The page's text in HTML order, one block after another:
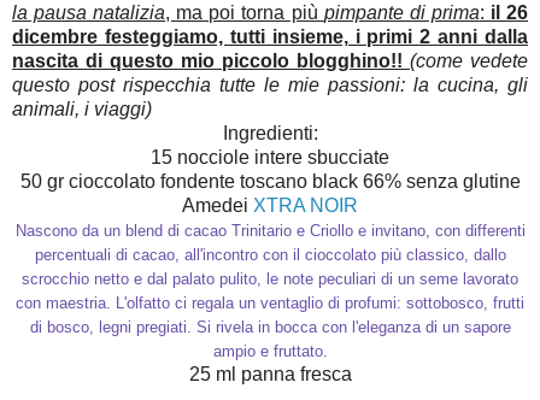
la pausa natalizia, ma poi torna più pimpante di prima: il 26
dicembre festeggiamo, tutti insieme, i primi 2 anni dalla
nascita di questo mio piccolo blogghino!! (come vedete
questo post rispecchia tutte le mie passioni: la cucina, gli
animali, i viaggi)
Ingredienti:
15 nocciole intere sbucciate
50 gr cioccolato fondente toscano black 66% senza glutine
Amedei XTRA NOIR
Nascono da un blend di cacao Trinitario e Criollo e invitano, con differenti
percentuali di cacao, all'incontro con il cioccolato più classico, dallo
scrocchio netto e dal palato pulito, le note peculiari di un seme lavorato
con maestria. L'olfatto ci regala un ventaglio di profumi: sottobosco, frutti
di bosco, legni pregiati. Si rivela in bocca con l'eleganza di un sapore
ampio e fruttato.
25 ml panna fresca